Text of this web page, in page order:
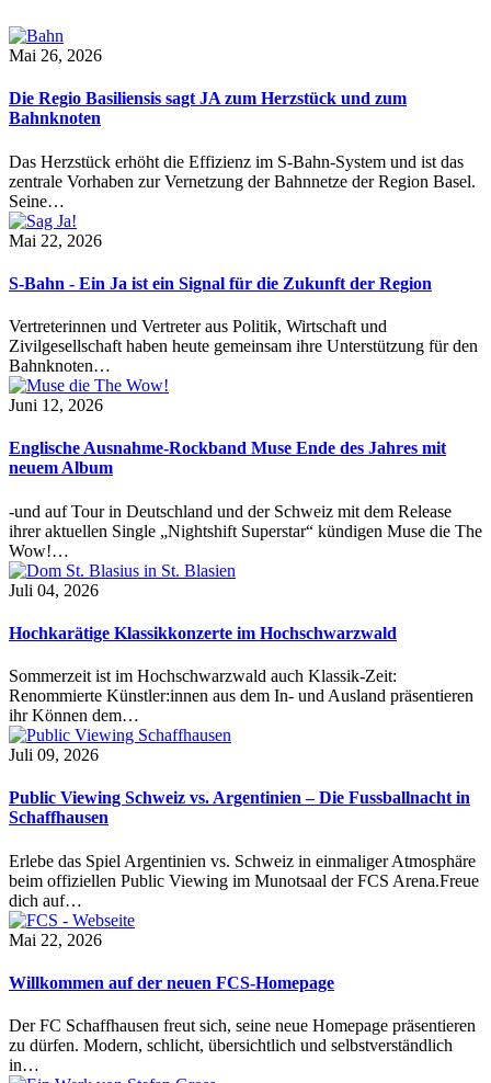
Mai 26, 2026
Die Regio Basiliensis sagt JA zum Herzstück und zum
Bahnknoten
Das Herzstück erhöht die Effizienz im S-Bahn-System und ist das
zentrale Vorhaben zur Vernetzung der Bahnnetze der Region Basel.
Seine…
Mai 22, 2026
S-Bahn - Ein Ja ist ein Signal für die Zukunft der Region
Vertreterinnen und Vertreter aus Politik, Wirtschaft und
Zivilgesellschaft haben heute gemeinsam ihre Unterstützung für den
Bahnknoten…
Juni 12, 2026
Englische Ausnahme-Rockband Muse Ende des Jahres mit
neuem Album
-und auf Tour in Deutschland und der Schweiz mit dem Release
ihrer aktuellen Single „Nightshift Superstar“ kündigen Muse die The
Wow!…
Juli 04, 2026
Hochkarätige Klassikkonzerte im Hochschwarzwald
Sommerzeit ist im Hochschwarzwald auch Klassik-Zeit:
Renommierte Künstler:innen aus dem In- und Ausland präsentieren
ihr Können dem…
Juli 09, 2026
Public Viewing Schweiz vs. Argentinien – Die Fussballnacht in
Schaffhausen
Erlebe das Spiel Argentinien vs. Schweiz in einmaliger Atmosphäre
beim offiziellen Public Viewing im Munotsaal der FCS Arena.Freue
dich auf…
Mai 22, 2026
Willkommen auf der neuen FCS-Homepage
Der FC Schaffhausen freut sich, seine neue Homepage präsentieren
zu dürfen. Modern, schlicht, übersichtlich und selbstverständlich
in…